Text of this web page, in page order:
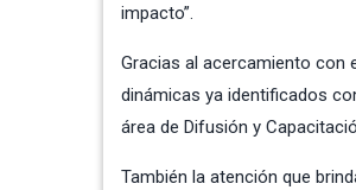
impacto”.
Gracias al acercamiento con
dinámicas ya identificados
área de Difusión y
También la atención que